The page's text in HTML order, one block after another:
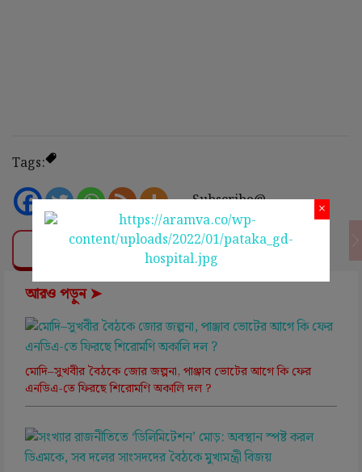
Tags:
Subscribe@
❤ Support Us
আরও পড়ুন ➤
মোদি–সুখবীর বৈঠকে জোর জল্পনা, পাঞ্জাব ভোটের আগে কি ফের
এনডিএ-তে ফিরছে শিরোমণি অকালি দল ?
×